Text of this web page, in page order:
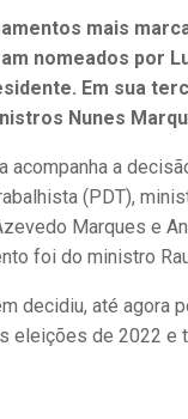
mais
nomeados por
Em sua
Nunes
acompanha a
(PDT),
Marques e
foi do ministro
decidiu, até agora
eleições de 2022